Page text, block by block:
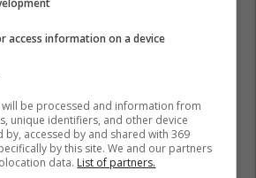
access information on a device
be processed and information from
unique identifiers, and other device
by, accessed by and shared with 369
by this site. We and our partners
data. List of partners.